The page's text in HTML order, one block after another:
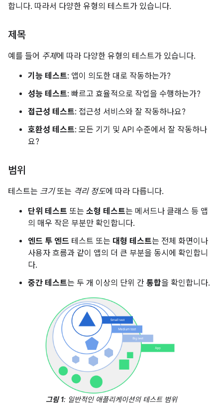
합니다. 따라서 다양한 유형의 테스트가 있습니다.
제목
예를 들어 주제에 따라 다양한 유형의 테스트가 있습니다.
기능 테스트: 앱이 의도한 대로 작동하는가?
성능 테스트: 빠르고 효율적으로 작업을 수행하는가?
접근성 테스트: 접근성 서비스와 잘 작동하나요?
호환성 테스트: 모든 기기 및 API 수준에서 잘 작동하나
요?
범위
테스트는 크기또는 격리 정도에 따라 다릅니다.
단위 테스트 또는 소형 테스트는 메서드나 클래스 등 앱
의 매우 작은 부분만 확인합니다.
엔드 투 엔드 테스트 또는 대형 테스트는 전체 화면이나
사용자 흐름과 같이 앱의 더 큰 부분을 동시에 확인합니
다.
중간 테스트는 두 개 이상의 단위 간 통합을 확인합니다.
그림 1: 일반적인 애플리케이션의 테스트 범위